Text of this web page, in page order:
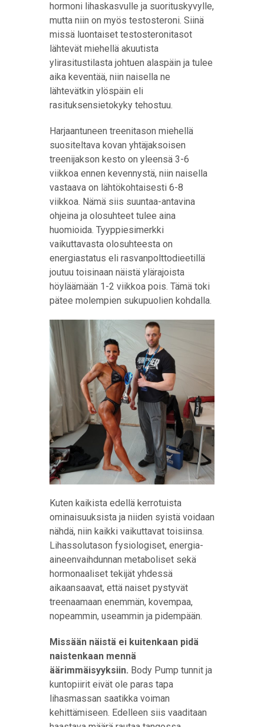
hormoni lihaskasvulle ja suorituskyvylle,
mutta niin on myös testosteroni. Siinä
missä luontaiset testosteronitasot
lähtevät miehellä akuutista
ylirasitustilasta johtuen alaspäin ja tulee
aika keventää, niin naisella ne
lähtevätkin ylöspäin eli
rasituksensietokyky tehostuu.
Harjaantuneen treenitason miehellä
suositeltava kovan yhtäjaksoisen
treenijakson kesto on yleensä 3-6
viikkoa ennen kevennystä, niin naisella
vastaava on lähtökohtaisesti 6-8
viikkoa. Nämä siis suuntaa-antavina
ohjeina ja olosuhteet tulee aina
huomioida. Tyyppiesimerkki
vaikuttavasta olosuhteesta on
energiastatus eli rasvanpolttodieetillä
joutuu toisinaan näistä ylärajoista
höyläämään 1-2 viikkoa pois. Tämä toki
pätee molempien sukupuolien kohdalla.
Kuten kaikista edellä kerrotuista
ominaisuuksista ja niiden syistä voidaan
nähdä, niin kaikki vaikuttavat toisiinsa.
Lihassolutason fysiologiset, energia-
aineenvaihdunnan metaboliset sekä
hormonaaliset tekijät yhdessä
aikaansaavat, että naiset pystyvät
treenaamaan enemmän, kovempaa,
nopeammin, useammin ja pidempään.
Missään näistä ei kuitenkaan pidä
naistenkaan mennä
äärimmäisyyksiin. Body Pump tunnit ja
kuntopiirit eivät ole paras tapa
lihasmassan saatikka voiman
kehittämiseen. Edelleen siis vaaditaan